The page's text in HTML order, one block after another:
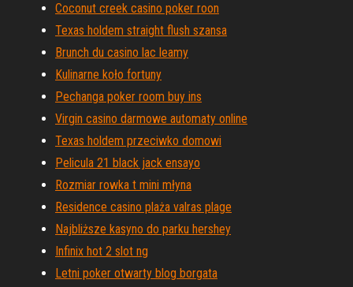
Coconut creek casino poker roon
Texas holdem straight flush szansa
Brunch du casino lac leamy
Kulinarne koło fortuny
Pechanga poker room buy ins
Virgin casino darmowe automaty online
Texas holdem przeciwko domowi
Pelicula 21 black jack ensayo
Rozmiar rowka t mini młyna
Residence casino plaża valras plage
Najbliższe kasyno do parku hershey
Infinix hot 2 slot ng
Letni poker otwarty blog borgata